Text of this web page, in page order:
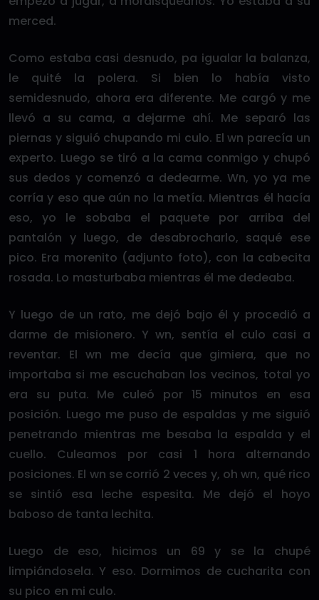
merced.
Como estaba casi desnudo, pa igualar la balanza,
le quité la polera. Si bien lo había visto
semidesnudo, ahora era diferente. Me cargó y me
llevó a su cama, a dejarme ahí. Me separó las
piernas y siguió chupando mi culo. El wn parecía un
experto. Luego se tiró a la cama conmigo y chupó
sus dedos y comenzó a dedearme. Wn, yo ya me
corría y eso que aún no la metía. Mientras él hacía
eso, yo le sobaba el paquete por arriba del
pantalón y luego, de desabrocharlo, saqué ese
pico. Era morenito (adjunto foto), con la cabecita
rosada. Lo masturbaba mientras él me dedeaba.
Y luego de un rato, me dejó bajo él y procedió a
darme de misionero. Y wn, sentía el culo casi a
reventar. El wn me decía que gimiera, que no
importaba si me escuchaban los vecinos, total yo
era su puta. Me culeó por 15 minutos en esa
posición. Luego me puso de espaldas y me siguió
penetrando mientras me besaba la espalda y el
cuello. Culeamos por casi 1 hora alternando
posiciones. El wn se corrió 2 veces y, oh wn, qué rico
se sintió esa leche espesita. Me dejó el hoyo
baboso de tanta lechita.
Luego de eso, hicimos un 69 y se la chupé
limpiándosela. Y eso. Dormimos de cucharita con
su pico en mi culo.